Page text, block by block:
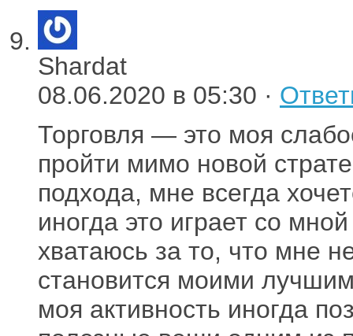
Shardat
08.06.2020 в 05:30 ·
Торговля — это моя
пройти мимо новой
подхода, мне всегда
иногда это играет со
хватаюсь за то, что мне
становится моими
моя активность иногда